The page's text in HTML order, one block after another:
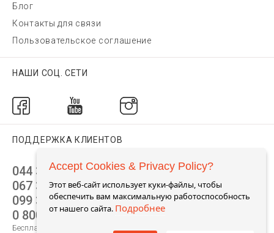
Блог
Контакты для связи
Пользовательское соглашение
НАШИ СОЦ. СЕТИ
ПОДДЕРЖКА КЛИЕНТОВ
044 392 44 45
067 344 14 44 (viber)
099 399 23 80
0 800 305 805
Бесплатно по Украине
Accept Cookies & Privacy Policy?
Этот веб-сайт использует куки-файлы, чтобы
обеспечить вам максимальную работоспособность
от нашего сайта. Подробнее